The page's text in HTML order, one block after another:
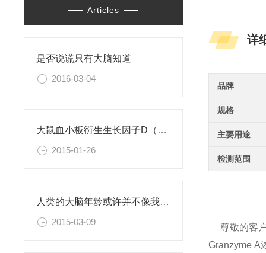
Articles
是否说谎只有大脑知道
2016-03-04
大鼠血小板衍生生长因子D（PDGFD）ELISA试剂盒
2015-01-26
人类的大脑年龄或许并不像我们此前认为的那样
2015-03-09
详
品牌
规格
主要用途
检测范围
尊敬的客
Granzyme A